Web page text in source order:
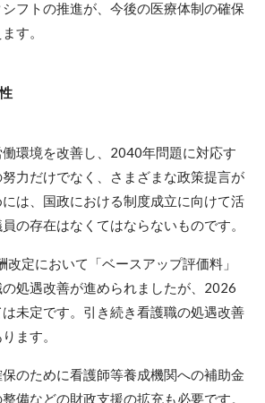
フトの推進が、今後の医療体制の確保
す。
環境を改善し、2040年問題に対応す
力だけでなく、さまざまな政策提言が
は、国政における制度成立に向けて活
の存在はなくてはならないものです。
定において「ベースアップ評価料」
処遇改善が進められましたが、2026
未定です。引き続き看護職の処遇改善
ます。
のために看護師等養成機関への補助金
備などの財政支援の拡充も必要です。